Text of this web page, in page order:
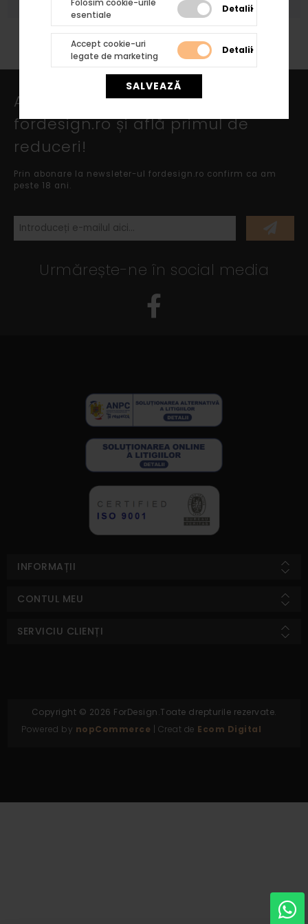
esentiale
Detalii
Accept cookie-uri
legate de marketing
Detalii
SALVEAZĂ
Abonează-te la newsletter
fordesign.ro și află primul de
reduceri!
Prin abonare la newsleter-ul fordesign.ro confirm ca am
peste 18 ani.
Urmărește-ne în social media
INFORMAȚII
CONTUL MEU
SERVICIU CLIENȚI
Copyright © 2026 ForDesign.Toate drepturile rezervate.
Powered by nopCommerce | Creat de Ecom Digital